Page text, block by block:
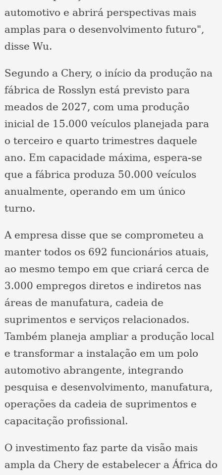
automotivo e abrirá perspectivas mais
amplas para o desenvolvimento futuro",
disse Wu.
Segundo a Chery, o início da produção na
fábrica de Rosslyn está previsto para
meados de 2027, com uma produção
inicial de 15.000 veículos planejada para
o terceiro e quarto trimestres daquele
ano. Em capacidade máxima, espera-se
que a fábrica produza 50.000 veículos
anualmente, operando em um único
turno.
A empresa disse que se comprometeu a
manter todos os 692 funcionários atuais,
ao mesmo tempo em que criará cerca de
3.000 empregos diretos e indiretos nas
áreas de manufatura, cadeia de
suprimentos e serviços relacionados.
Também planeja ampliar a produção local
e transformar a instalação em um polo
automotivo abrangente, integrando
pesquisa e desenvolvimento, manufatura,
operações da cadeia de suprimentos e
capacitação profissional.
O investimento faz parte da visão mais
ampla da Chery de estabelecer a África do